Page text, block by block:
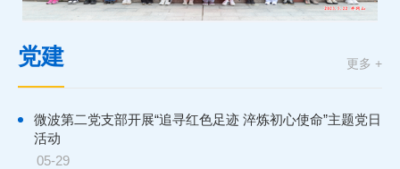
02
2025-07
关于国家空间科学中心第二十一届摄影比赛的
2025-07
党建 更多 +
微波第二党支部开展“追寻红色足迹 淬炼初心使命”主题党日
活动
05-29